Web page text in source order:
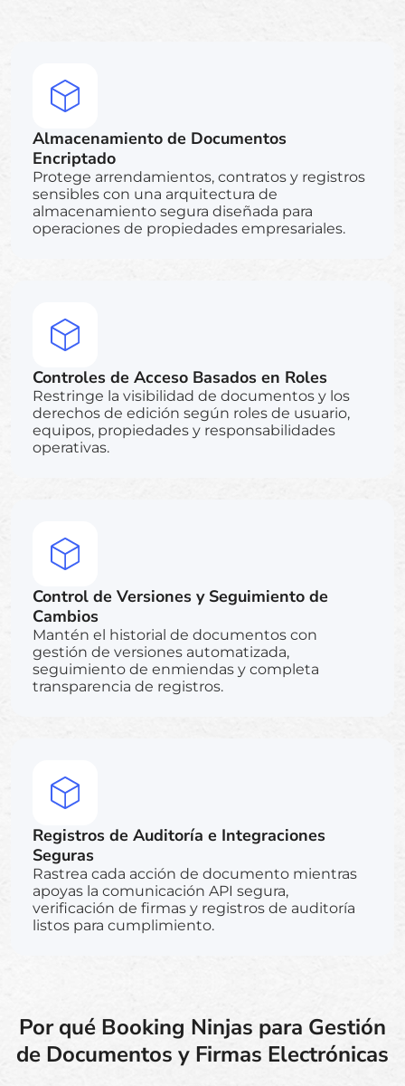
Almacenamiento de Documentos
Encriptado
Protege arrendamientos, contratos y registros
sensibles con una arquitectura de
almacenamiento segura diseñada para
operaciones de propiedades empresariales.
Controles de Acceso Basados en Roles
Restringe la visibilidad de documentos y los
derechos de edición según roles de usuario,
equipos, propiedades y responsabilidades
operativas.
Control de Versiones y Seguimiento de
Cambios
Mantén el historial de documentos con
gestión de versiones automatizada,
seguimiento de enmiendas y completa
transparencia de registros.
Registros de Auditoría e Integraciones
Seguras
Rastrea cada acción de documento mientras
apoyas la comunicación API segura,
verificación de firmas y registros de auditoría
listos para cumplimiento.
Por qué Booking Ninjas para Gestión
de Documentos y Firmas Electrónicas